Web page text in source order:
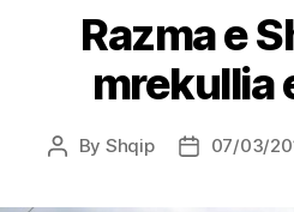
Razma e
mrekullia
Post
By Shqip
Post07/03/